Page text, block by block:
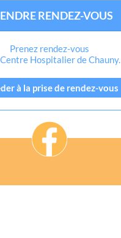
RENDEZ-VOUS
Prenez rendez-vous
Hospitalier de Chauny.
à la prise de rendez-vous